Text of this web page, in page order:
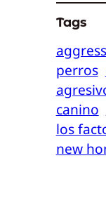
Tags
perros
canino
los
new